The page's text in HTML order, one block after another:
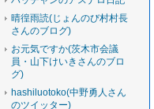
晴徨雨読(じょんのび村村長
さんのブログ)
お元気ですか(茨木市会議
員・山下けいきさんのブロ
グ)
hashiluotoko(中野勇人さん
のツイッター)